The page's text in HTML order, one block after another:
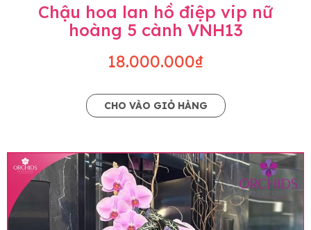
Chậu hoa lan hồ điệp vip nữ
hoàng 5 cành VNH13
18.000.000₫
CHO VÀO GIỎ HÀNG